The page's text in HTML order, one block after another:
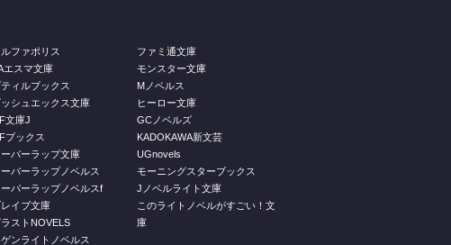
ファポリス
エスマ文庫
ィルブックス
ッシュエックス文庫
文庫J
ブックス
ーバーラップ文庫
ーバーラップノベルス
ーバーラップノベルスf
レイブ文庫
ラストNOVELS
ゲンライトノベルス
ファミ通文庫
モンスター文庫
Mノベルス
ヒーロー文庫
GCノベルズ
KADOKAWA新文芸
UGnovels
モーニングスターブックス
Jノベルライト文庫
このライトノベルがすごい！文
庫